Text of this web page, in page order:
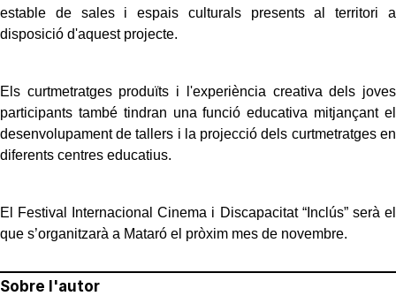
estable de sales i espais culturals presents al territori a
disposició d'aquest projecte.
Els curtmetratges produïts i l'experiència creativa dels joves
participants també tindran una funció educativa mitjançant el
desenvolupament de tallers i la projecció dels curtmetratges en
diferents centres educatius.
El Festival Internacional Cinema i Discapacitat “Inclús” serà el
que s’organitzarà a Mataró el pròxim mes de novembre.
Sobre l'autor